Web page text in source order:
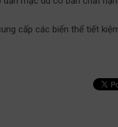
cấp các biến thể tiết